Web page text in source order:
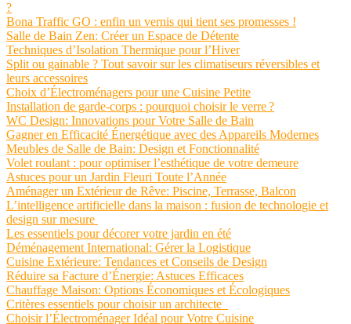
?
Bona Traffic GO : enfin un vernis qui tient ses promesses !
Salle de Bain Zen: Créer un Espace de Détente
Techniques d’Isolation Thermique pour l’Hiver
Split ou gainable ? Tout savoir sur les climatiseurs réversibles et
leurs accessoires
Choix d’Électroménagers pour une Cuisine Petite
Installation de garde-corps : pourquoi choisir le verre ?
WC Design: Innovations pour Votre Salle de Bain
Gagner en Efficacité Énergétique avec des Appareils Modernes
Meubles de Salle de Bain: Design et Fonctionnalité
Volet roulant : pour optimiser l’esthétique de votre demeure
Astuces pour un Jardin Fleuri Toute l’Année
Aménager un Extérieur de Rêve: Piscine, Terrasse, Balcon
L’intelligence artificielle dans la maison : fusion de technologie et
design sur mesure
Les essentiels pour décorer votre jardin en été
Déménagement International: Gérer la Logistique
Cuisine Extérieure: Tendances et Conseils de Design
Réduire sa Facture d’Énergie: Astuces Efficaces
Chauffage Maison: Options Économiques et Écologiques
Critères essentiels pour choisir un architecte
Choisir l’Électroménager Idéal pour Votre Cuisine